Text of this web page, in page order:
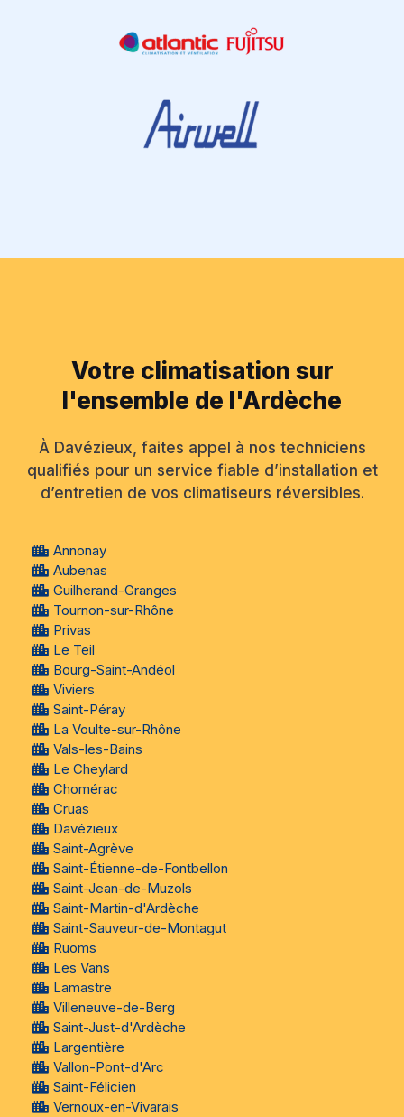
Votre climatisation sur
l'ensemble de l'Ardèche
À Davézieux, faites appel à nos techniciens
qualifiés pour un service fiable d’installation et
d’entretien de vos climatiseurs réversibles.
Annonay
Aubenas
Guilherand-Granges
Tournon-sur-Rhône
Privas
Le Teil
Bourg-Saint-Andéol
Viviers
Saint-Péray
La Voulte-sur-Rhône
Vals-les-Bains
Le Cheylard
Chomérac
Cruas
Davézieux
Saint-Agrève
Saint-Étienne-de-Fontbellon
Saint-Jean-de-Muzols
Saint-Martin-d'Ardèche
Saint-Sauveur-de-Montagut
Ruoms
Les Vans
Lamastre
Villeneuve-de-Berg
Saint-Just-d'Ardèche
Largentière
Vallon-Pont-d'Arc
Saint-Félicien
Vernoux-en-Vivarais